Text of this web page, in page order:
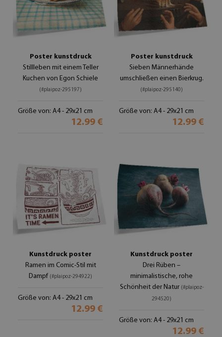
Poster kunstdruck
Stillleben mit einem Teller
Kuchen von Egon Schiele
(#plaipoz-295197)
Größe von: A4 - 29x21 cm
12.99 €
Poster kunstdruck
Sieben Männerhände
umschließen einen Bierkrug.
(#plaipoz-295140)
Größe von: A4 - 29x21 cm
12.99 €
Kunstdruck poster
Ramen im Comic-Stil mit
Dampf (#plaipoz-294922)
Größe von: A4 - 29x21 cm
12.99 €
Kunstdruck poster
Drei Rüben –
minimalistische, rohe
Schönheit der Natur (#plaipoz-
294520)
Größe von: A4 - 29x21 cm
12.99 €